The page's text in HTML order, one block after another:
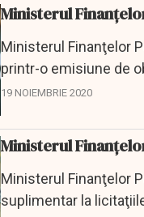
Ministerul
Ministerul Finanţelor
printr-o emisiune de
luni, la un...
19 NOIEMBRIE 2020
Ministerul
Ministerul Finanţelor
suplimentar la